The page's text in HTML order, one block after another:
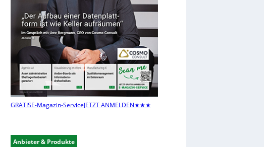
GRATISE-Magazin-ServiceJETZT ANMELDEN★★★
Anbieter & Produkte